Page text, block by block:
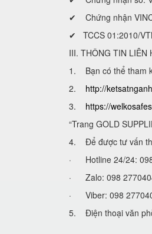
✔ Chứng nhận
✔ TCCS 01:2010/
III. THÔNG TIN LIÊN
1. Bạn có thể tham
2. http://
3. https://
“Trang GOLD
4. Để được tư vấn
· Hotline 24/24:
· Zalo: 098
· Viber: 098
5. Điện thoại văn